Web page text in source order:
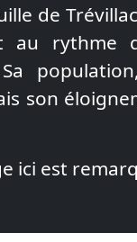
de
au rythme
son
ici est